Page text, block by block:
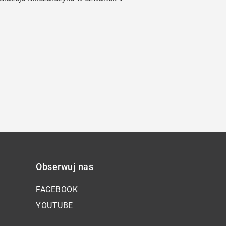
oraz
Obserwuj nas
FACEBOOK
YOUTUBE